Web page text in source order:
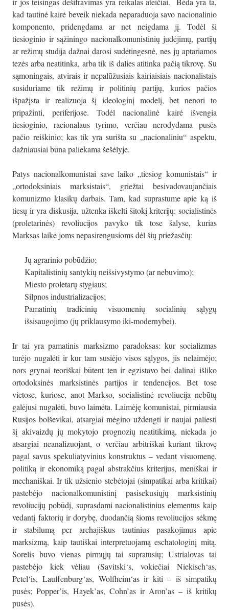
kad tautinė kairė beveik niekada neparaduoja savo nacionalinio
komponento, pridengdama ar net neigdama jį. Todėl ši
tiesioginio ir sąžiningo nacionalkomunistinių judėjimų, partijų
ar režimų studija dažnai darosi sudėtingesnė, nes jų aptariamos
tezės arba neatitinka, arba tik iš dalies atitinka pačią tikrovę. Su
sąmoningais, atvirais ir nepalūžusiais kairiaisiais nacionalistais
susiduriame tik režimų ir politinių partijų, kurios pačios
išpažįsta ir realizuoja šį ideologinį modelį, bet nenori to
pripažinti, periferijose. Todėl nacionalinė kairė išvengia
tiesioginio, racionalaus tyrimo, verčiau nerodydama pusės
pačio reiškinio; kas tik yra surišta su „nacionaliniu“ aspektu,
dažniausiai būna paliekama šešėlyje.
Patys nacionalkomunistai save laiko „tiesiog komunistais“ ir
„ortodoksiniais marksistais“, griežtai besivadovaujančiais
komunizmo klasikų darbais. Tam, kad suprastume apie ką iš
tiesų ir yra diskusija, užtenka iškelti šitokį kriterijų: socialistinės
(proletarinės) revoliucijos pavyko tik tose šalyse, kurias
Marksas laikė joms nepasirengusioms dėl šių priežasčių:
Jų agrarinio pobūdžio;
Kapitalistinių santykių neišsivystymo (ar nebuvimo);
Miesto proletarų stygiaus;
Silpnos industrializacijos;
Pamatinių tradicinių visuomenių socialinių sąlygų
išsisaugojimo (jų priklausymo iki-modernybei).
Ir tai yra pamatinis marksizmo paradoksas: kur socializmas
turėjo nugalėti ir kur tam susiėjo visos sąlygos, jis nelaimėjo;
nors grynai teoriškai būtent ten ir egzistavo bei dalinai išliko
ortodoksinės marksistinės partijos ir tendencijos. Bet tose
vietose, kuriose, anot Markso, socialistinė revoliucija nebūtų
galėjusi nugalėti, buvo laimėta. Laimėję komunistai, pirmiausia
Rusijos bolševikai, atsargiai mėgino uždengti ir naujai paliesti
šį akivaizdų jų mokytojo prognozių neatitikimą, niekada jo
atsargiai neanalizuojant, o verčiau arbitriškai kuriant tikrovę
pagal savus spekuliatyvinius konstruktus – vedant visuomenę,
politiką ir ekonomiką pagal abstrakčius kriterijus, meniškai ir
mechaniškai. Ir tik užsienio stebėtojai (simpatikai arba kritikai)
pastebėjo nacionalkomunistinį pasisekusiųjų marksistinių
revoliucijų pobūdį, suprasdami nacionalistinius elementus kaip
vedantį faktorių ir dorybę, duodančią šioms revoliucijos sėkmę
ir stabilumą per archajiškus tautinius pasakojimus apie
marksizmą, kaip tautiškai interpretuojamą eschatologinį mitą.
Sorelis buvo vienas pirmųjų tai supratusių; Ustrialovas tai
pastebėjo kiek vėliau (Savitski‘s, vokiečiai Niekisch‘as,
Petel‘is, Lauffenburg‘as, Wolfheim‘as ir kiti – iš simpatikų
pusės; Popper’is, Hayek’as, Cohn’as ir Aron’as – iš kritikų
pusės).